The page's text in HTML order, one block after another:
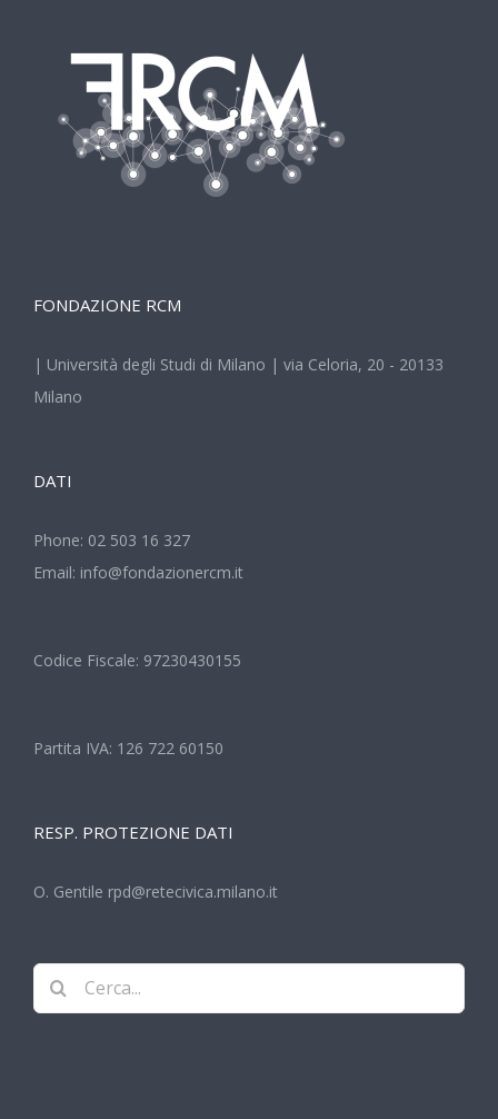
FONDAZIONE RCM
| Università degli Studi di Milano | via Celoria, 20 - 20133
Milano
DATI
Phone: 02 503 16 327
Email: info@fondazionercm.it
Codice Fiscale: 97230430155
Partita IVA: 126 722 60150
RESP. PROTEZIONE DATI
O. Gentile rpd@retecivica.milano.it
Cerca
per: